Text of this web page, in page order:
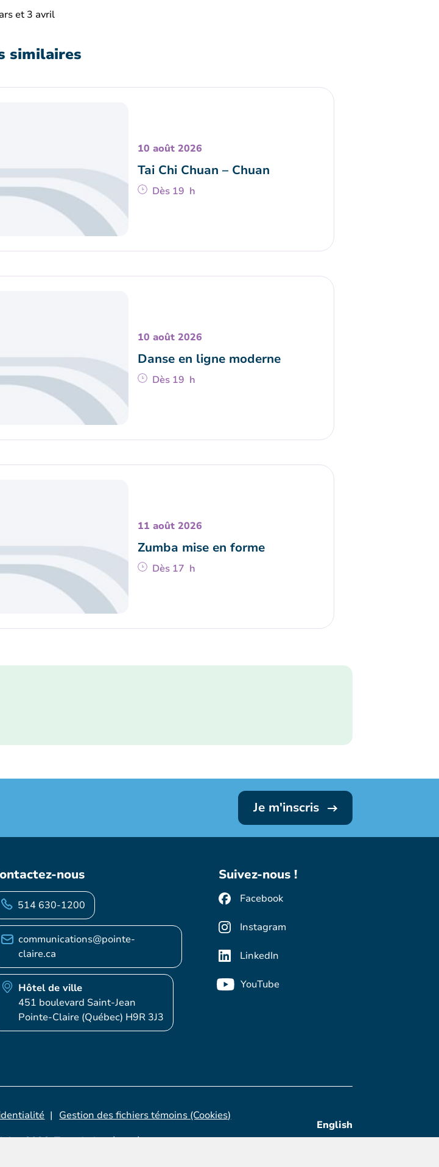
et 3 avril
similaires
10 août 2026
Tai Chi Chuan – Chuan
Dès 19 h
10 août 2026
Danse en ligne moderne
Dès 19 h
11 août 2026
Zumba mise en forme
Dès 17 h
Je m'inscris
nous
514 630-1200
communications@pointe-
claire.ca
Hôtel de ville
451 boulevard Saint-Jean
Pointe-Claire (Québec) H9R 3J3
Suivez-nous !
Facebook
Instagram
LinkedIn
YouTube
2026. Tous droits réservés.
Gestion des fichiers témoins (Cookies)
English